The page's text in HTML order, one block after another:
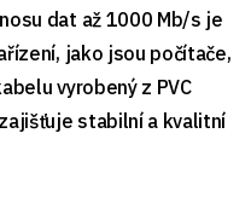
dat až 1000 Mb/s je
jako jsou počítače,
vyrobený z PVC
stabilní a kvalitní